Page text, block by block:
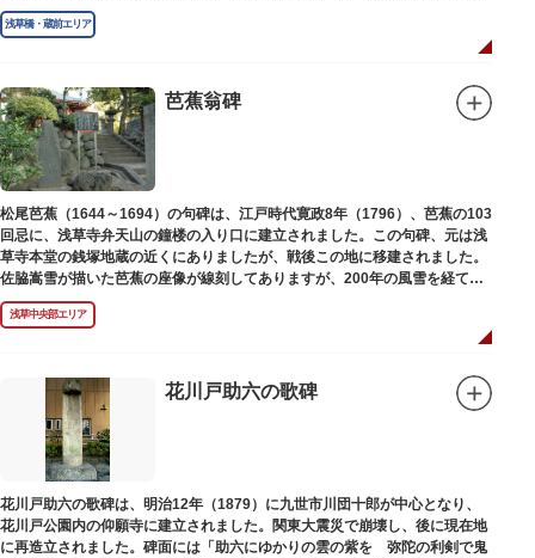
秋葉権現で知られています。
浅草橋・蔵前エリア
芭蕉翁碑
松尾芭蕉（1644～1694）の句碑は、江戸時代寛政8年（1796）、芭蕉の103
回忌に、浅草寺弁天山の鐘楼の入り口に建立されました。この句碑、元は浅
草寺本堂の銭塚地蔵の近くにありましたが、戦後この地に移建されました。
佐脇嵩雪が描いた芭蕉の座像が線刻してありますが、200年の風雪を経て、
碑石も欠損し、碑面の判読も困難となっています。
浅草中央部エリア
花川戸助六の歌碑
花川戸助六の歌碑は、明治12年（1879）に九世市川団十郎が中心となり、
花川戸公園内の仰願寺に建立されました。関東大震災で崩壊し、後に現在地
に再造立されました。碑面には「助六にゆかりの雲の紫を 弥陀の利剣で鬼